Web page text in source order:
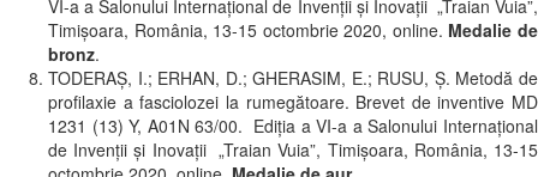
VI-a a Salonului Internațional de Invenții și Inovații „Traian Vuia”,
Timișoara, România, 13-15 octombrie 2020, online. Medalie de
bronz.
TODERAŞ, I.; ERHAN, D.; GHERASIM, E.; RUSU, Ș. Metodă de
profilaxie a fasciolozei la rumegătoare. Brevet de inventive MD
1231 (13) Y, A01N 63/00. Ediția a VI-a a Salonului Internațional
de Invenții și Inovații „Traian Vuia”, Timișoara, România, 13-15